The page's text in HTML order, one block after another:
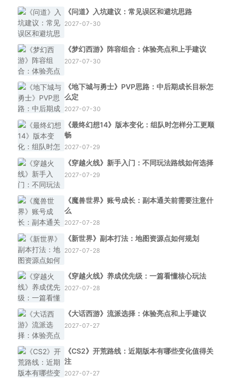
《问道》入坑建议：常见误区和避坑思路
2027-07-30
《梦幻西游》阵容组合：体验亮点和上手建议
2027-07-30
《地下城与勇士》PVP思路：中后期成长目标怎
么定
2027-07-30
《最终幻想14》版本变化：组队时怎样分工更顺
畅
2027-07-29
《穿越火线》新手入门：不同玩法路线如何选择
2027-07-29
《魔兽世界》账号成长：副本通关前需要注意什
么
2027-07-28
《新世界》副本打法：地图资源点如何规划
2027-07-28
《穿越火线》养成优先级：一篇看懂核心玩法
2027-07-28
《大话西游》流派选择：体验亮点和上手建议
2027-07-27
《CS2》开荒路线：近期版本有哪些变化值得关
注
2027-07-27